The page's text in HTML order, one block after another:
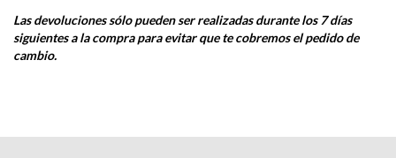
Las devoluciones sólo pueden ser realizadas durante los 7 días
siguientes a la compra para evitar que te cobremos el pedido de
cambio.